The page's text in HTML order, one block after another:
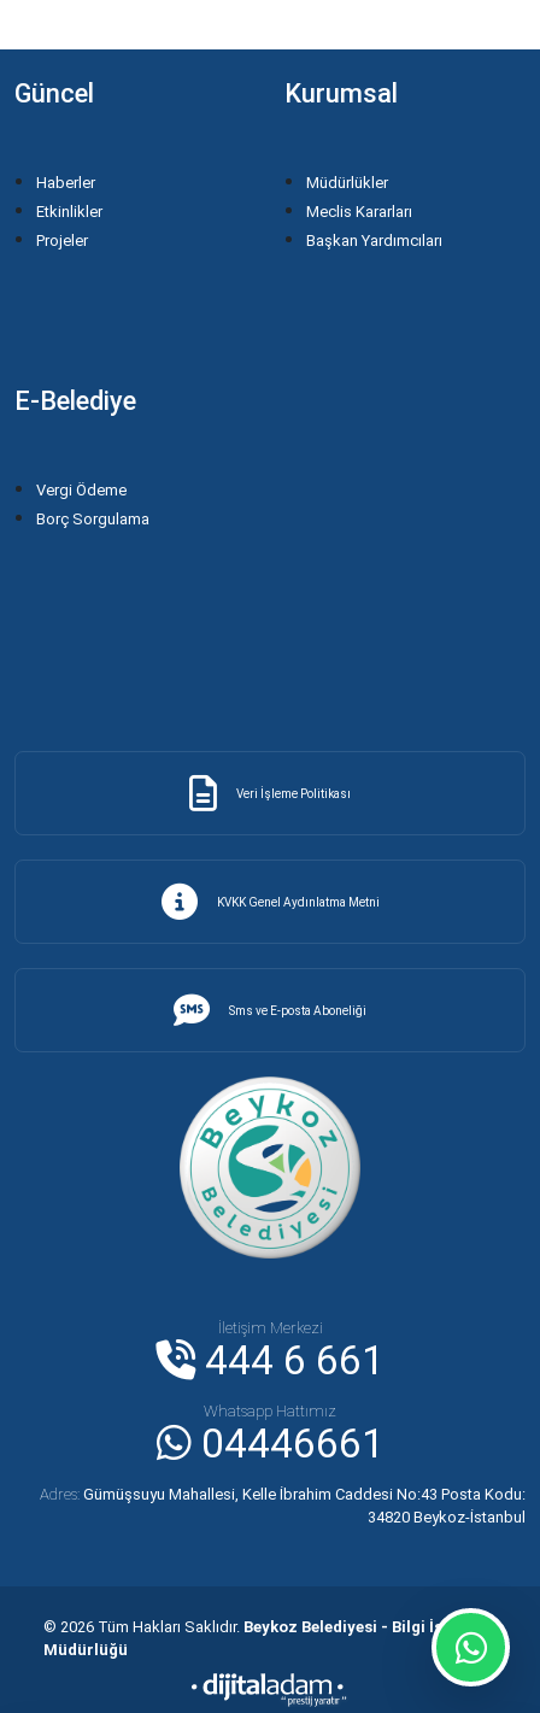
Güncel
Haberler
Etkinlikler
Projeler
Kurumsal
Müdürlükler
Meclis Kararları
Başkan Yardımcıları
E-Belediye
Vergi Ödeme
Borç Sorgulama
Veri İşleme Politikası
KVKK Genel Aydınlatma Metni
Sms ve E-posta Aboneliği
İletişim Merkezi
444 6 661
Whatsapp Hattımız
04446661
Adres: Gümüşsuyu Mahallesi, Kelle İbrahim Caddesi No:43 Posta Kodu:
34820 Beykoz-İstanbul
© 2026 Tüm Hakları Saklıdır. Beykoz Belediyesi - Bilgi İşlem
Müdürlüğü